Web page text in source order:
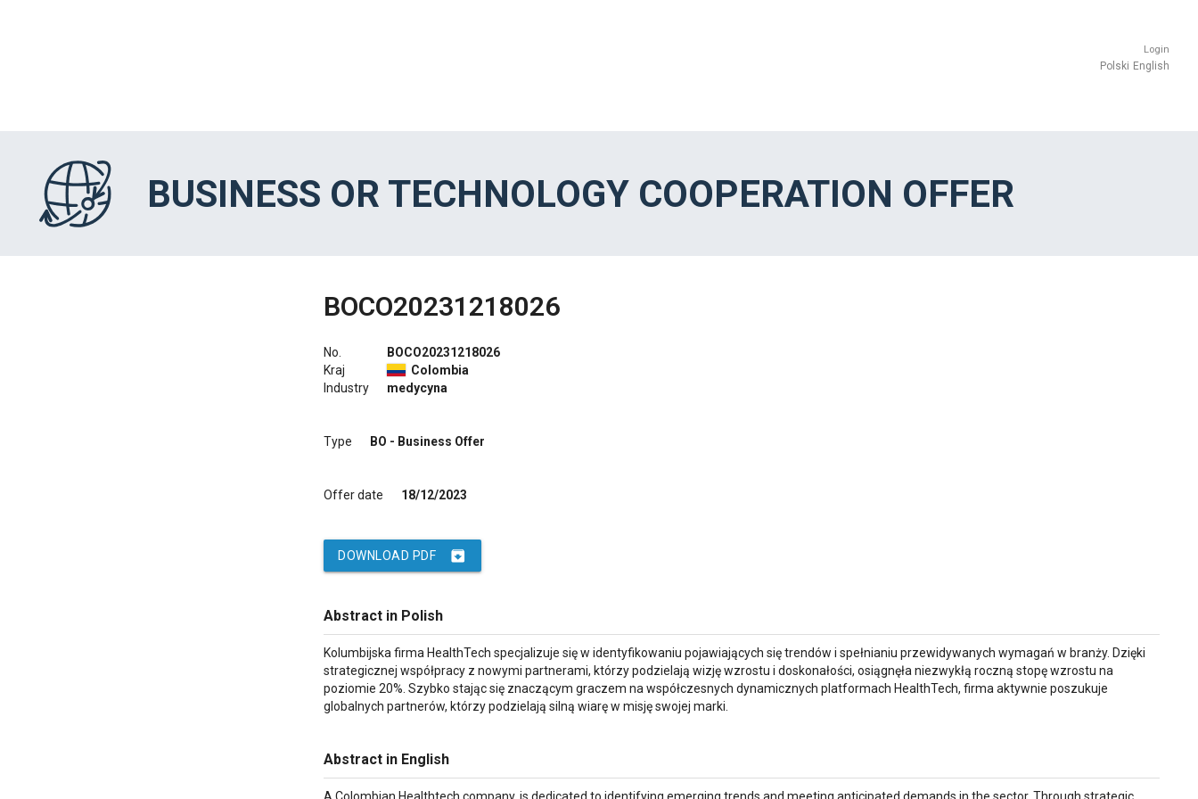
Login
Polski English
BUSINESS OR TECHNOLOGY COOPERATION OFFER
BOCO20231218026
No.
Kraj
Industry
BOCO20231218026
Colombia
medycyna
Type BO - Business Offer
Offer date 18/12/2023
archive
DOWNLOAD PDF
Abstract in Polish
Kolumbijska firma HealthTech specjalizuje się w identyfikowaniu pojawiających się trendów i spełnianiu przewidywanych wymagań w branży. Dzięki
strategicznej współpracy z nowymi partnerami, którzy podzielają wizję wzrostu i doskonałości, osiągnęła niezwykłą roczną stopę wzrostu na
poziomie 20%. Szybko stając się znaczącym graczem na współczesnych dynamicznych platformach HealthTech, firma aktywnie poszukuje
globalnych partnerów, którzy podzielają silną wiarę w misję swojej marki.
Abstract in English